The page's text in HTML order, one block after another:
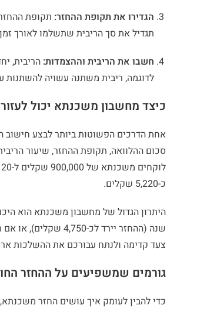
הגדירו את תקופת ההחזר:
תגדיל את סך הריבית שתשלמו לאורך
חשבו את הריבית וההצמדות: הריבית,
לדוגמה, ריבית משתנה עשויה להשתנות
כיצד מחשבון משכנתא יכול
אחת הדרכים הפשוטות ביותר לבצע
סכום ההלוואה, תקופת ההחזר, שיעור
כ-5,220 שקלים.
שנה (ההחזר יירד
צעד קדימה ולנתח עבורכם את ההשלכות
גורמים שמשפיעים על ההחזר
כדי להבין לעומק איך עושים החזר